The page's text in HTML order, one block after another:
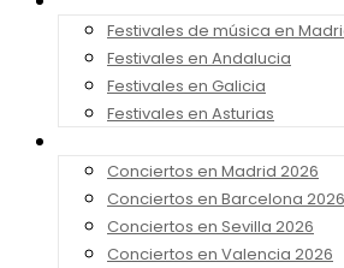
Festivales de música en
Festivales en Andalucia
Festivales en Galicia
Festivales en Asturias
Conciertos en Madrid 2026
Conciertos en Barcelona 2026
Conciertos en Sevilla 2026
Conciertos en Valencia 2026